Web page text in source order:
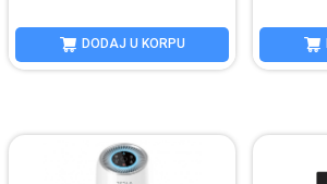
DODAJ U KORPU